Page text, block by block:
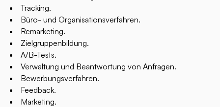
Tracking.
Büro- und Organisationsverfahren.
Remarketing.
Zielgruppenbildung.
A/B-Tests.
Verwaltung und Beantwortung von Anfragen.
Bewerbungsverfahren.
Feedback.
Marketing.